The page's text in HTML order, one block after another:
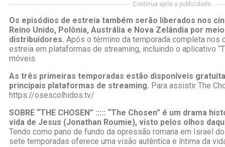
Continua após a publicidade..
Os episódios de estreia também serão liberados nos
Reino Unido, Polônia, Austrália e Nova Zelândia por
distribuidores. Após o término da temporada completa nos
estreia em plataformas de streaming, incluindo o aplicativo
móveis.
As três primeiras temporadas estão disponíveis
principais plataformas de streaming. Para assistir The
https://osescolhidos.tv/
SOBRE “THE CHOSEN” ::::: “The Chosen” é um drama
vida de Jesus (Jonathan Roumie), visto pelos olhos
Tendo como pano de fundo da opressão romana em Israel
sete temporadas oferece uma visão autêntica e íntima da